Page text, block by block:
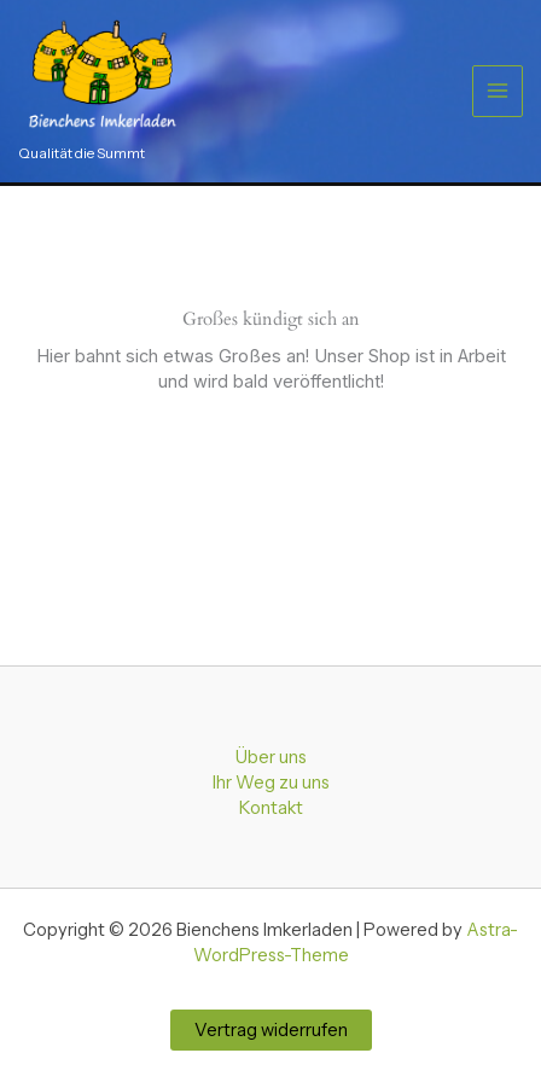
Inhalt
springen
Qualität die Summt
Großes kündigt sich an
Hier bahnt sich etwas Großes an! Unser Shop ist in Arbeit
und wird bald veröffentlicht!
Über uns
Ihr Weg zu uns
Kontakt
Copyright © 2026 Bienchens Imkerladen | Powered by Astra-
WordPress-Theme
Vertrag widerrufen
Gr.
152
Menge